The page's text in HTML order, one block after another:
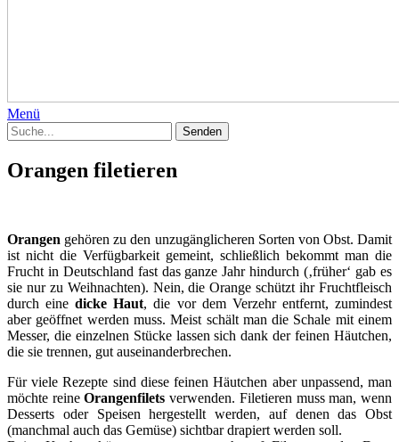
Menü
Orangen filetieren
Orangen gehören zu den unzugänglicheren Sorten von Obst. Damit
ist nicht die Verfügbarkeit gemeint, schließlich bekommt man die
Frucht in Deutschland fast das ganze Jahr hindurch (‚früher‘ gab es
sie nur zu Weihnachten). Nein, die Orange schützt ihr Fruchtfleisch
durch einedicke Haut, die vor dem Verzehr entfernt, zumindest
aber geöffnet werden muss. Meist schält man die Schale mit einem
Messer, die einzelnen Stücke lassen sich dank der feinen Häutchen,
die sie trennen, gut auseinanderbrechen.
Für viele Rezepte sind diese feinen Häutchen aber unpassend, man
möchte reineOrangenfilets verwenden. Filetieren muss man, wenn
Desserts oder Speisen hergestellt werden, auf denen das Obst
(manchmal auch das Gemüse) sichtbar drapiert werden soll.